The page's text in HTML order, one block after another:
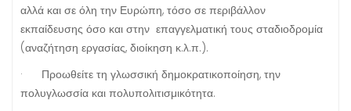
αλλά και σε όλη την Ευρώπη, τόσο σε περιβάλλον
εκπαίδευσης όσο και στην επαγγελματική τους σταδιοδρομία
(αναζήτηση εργασίας, διοίκηση κ.λ.π.).
· Προωθείτε τη γλωσσική δημοκρατικοποίηση, την
πολυγλωσσία και πολυπολιτισμικότητα.